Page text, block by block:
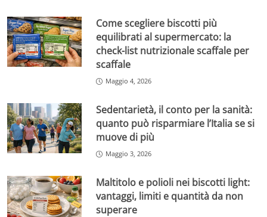
Come scegliere biscotti più
equilibrati al supermercato: la
check-list nutrizionale scaffale per
scaffale
Maggio 4, 2026
Sedentarietà, il conto per la sanità:
quanto può risparmiare l’Italia se si
muove di più
Maggio 3, 2026
Maltitolo e polioli nei biscotti light:
vantaggi, limiti e quantità da non
superare